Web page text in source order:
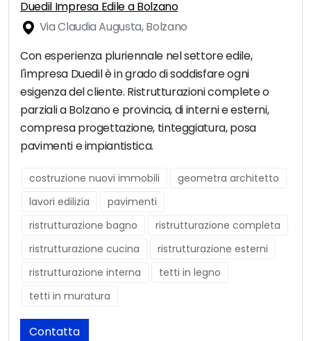
Duedil Impresa Edile a Bolzano
Via Claudia Augusta, Bolzano
Con esperienza pluriennale nel settore edile,
l'impresa Duedil è in grado di soddisfare ogni
esigenza del cliente. Ristrutturazioni complete o
parziali a Bolzano e provincia, di interni e esterni,
compresa progettazione, tinteggiatura, posa
pavimenti e impiantistica.
costruzione nuovi immobili
geometra architetto
lavori edilizia
pavimenti
ristrutturazione bagno
ristrutturazione completa
ristrutturazione cucina
ristrutturazione esterni
ristrutturazione interna
tetti in legno
tetti in muratura
Contatta